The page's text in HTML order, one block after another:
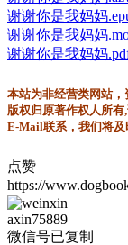
谢谢你是我妈妈
谢谢你是我妈妈
谢谢你是我妈妈
本站为非经营类网站
版权归原著作权人所
E-Mail联系，我们将及
点赞
https://
axin75889
微信号已复制